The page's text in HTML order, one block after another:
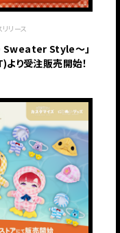
リリース
Sweater Style〜」
り受注販売開始！